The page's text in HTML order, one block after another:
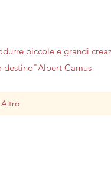
piccole e grandi
destino"Albert Camus
Altro